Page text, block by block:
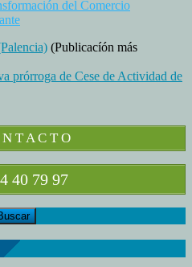
y
del Comercio
(Publicacíón más
prórroga de Cese de Actividad de
T A C T O
40 79 97